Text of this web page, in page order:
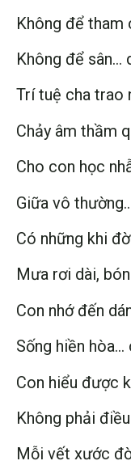
Không để
Không để sân…
Trí tuệ cha trao
Chảy âm thầm
Cho con học
Giữa vô
Có những khi
Mưa rơi dài,
Con nhớ đến
Sống hiền hòa…
Con hiểu được
Không phải
Mỗi vết xước